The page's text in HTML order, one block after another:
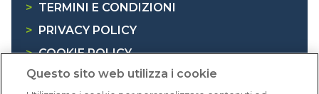
> TERMINI E CONDIZIONI
>
PRIVACY POLICY
> COOKIE POLICY
> INFORMATIVA RAEE
Questo sito web utilizza i cookie